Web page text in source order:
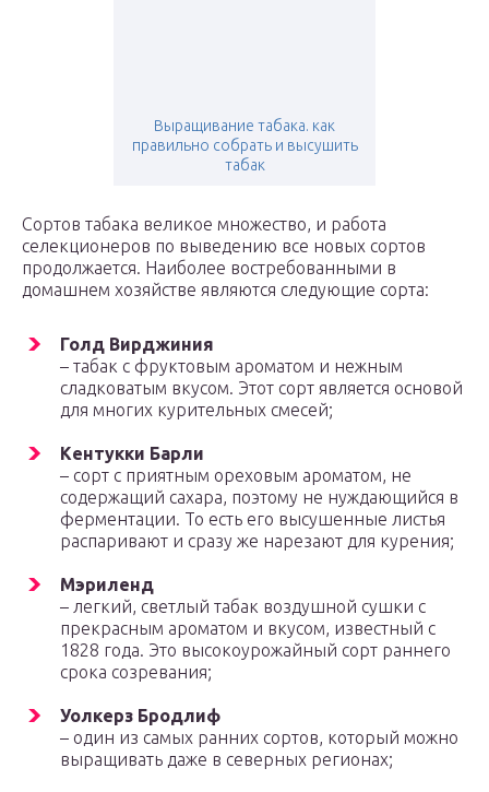
Выращивание табака. как
правильно собрать и высушить
табак
Сортов табака великое множество, и работа
селекционеров по выведению все новых сортов
продолжается. Наиболее востребованными в
домашнем хозяйстве являются следующие сорта:
Голд Вирджиния
– табак с фруктовым ароматом и нежным
сладковатым вкусом. Этот сорт является основой
для многих курительных смесей;
Кентукки Барли
– сорт с приятным ореховым ароматом, не
содержащий сахара, поэтому не нуждающийся в
ферментации. То есть его высушенные листья
распаривают и сразу же нарезают для курения;
Мэриленд
– легкий, светлый табак воздушной сушки с
прекрасным ароматом и вкусом, известный с
1828 года. Это высокоурожайный сорт раннего
срока созревания;
Уолкерз Бродлиф
– один из самых ранних сортов, который можно
выращивать даже в северных регионах;